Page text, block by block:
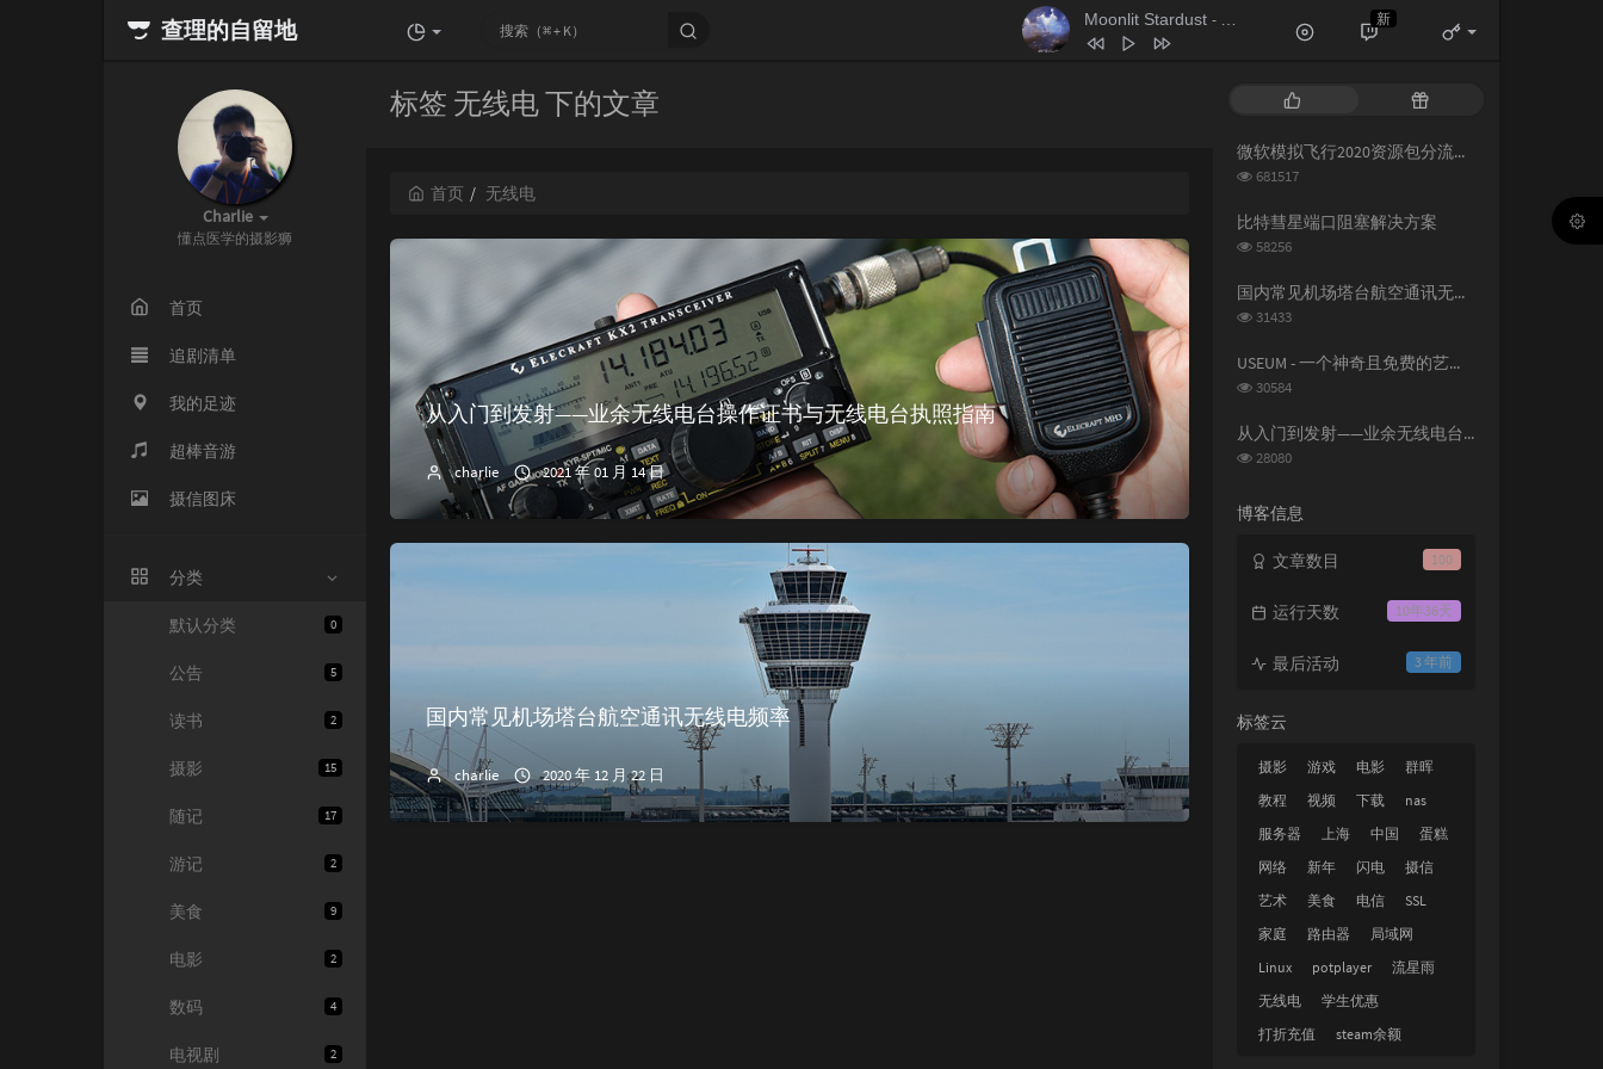
查理的自留地 Moonlit Stardust - 格里特 / THT
Secret Garden
Josh Vietti
6 空城
7 听我说 周深
新
Charlie
懂点医学的摄影狮
首页
追剧清单
我的足迹
超棒音游
摄信图床
分类
0
默认分类
5
公告
2
读书
15
摄影
17
随记
2
游记
9
美食
2
电影
4
数码
2
电视剧
标签 无线电 下的文章
首页 无线电
从入门到发射——业余无线电台操作证书与无线电台执照指南
charlie 2021 年 01 月 14 日
国内常见机场塔台航空通讯无线电频率
charlie 2020 年 12 月 22 日
文
随
文 微软模拟飞行2020资源包分流下载
浏
次
数:
681517
比特彗星端口阻塞解决方案
浏
次
数:
58256
国内常见机场塔台航空通讯无线电频率
浏
次
31433
USEUM - 一个神奇且免费的艺术作品下载网站
浏
次
数:
30584
从入门到发射——业余无线电台操作证书与无线电台执照指南
浏
数:
28080
博客信息
100
文章数目
10年36天
运行天数
3 年前
最后活动
标签云
摄影 游戏 电影
群晖
教程
视频 下载
nas
服务器
上海 中国
蛋糕
网络
新年 闪电
摄信
艺术
美食 电信
SSL
家庭
路由器
局域网
Linux
potplayer
流星雨
无线电
学生优惠
打折充值
steam余额